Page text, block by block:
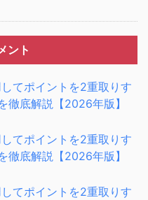
ント
てポイントを2重取りす
徹底解説【2026年版】
てポイントを2重取りす
徹底解説【2026年版】
てポイントを2重取りす